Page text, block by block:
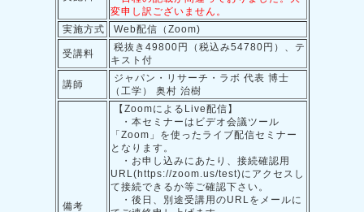
変申し訳ございません。
実施方式
Web配信（Zoom)
受講料
税抜き49800円（税込み54780円）、テ
キスト付
講師
ジャパン・リサーチ・ラボ 代表 博士
（工学） 奥村 治樹
備考
【ZoomによるLive配信】
・本セミナーはビデオ会議ツール
「Zoom」を使ったライブ配信セミナー
となります。
・お申し込みにあたり、接続確認用
URL(https://zoom.us/test)にアクセスし
て接続できるか等ご確認下さい。
・後日、別途受講用のURLをメールに